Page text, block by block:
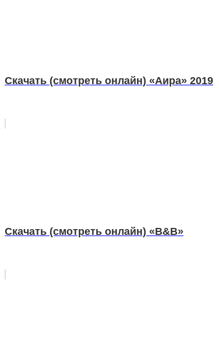
Скачать (смотреть онлайн) «Аира» 2019
Скачать (смотреть онлайн) «B&B»